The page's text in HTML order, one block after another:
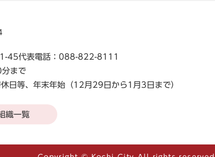
45代表電話：088-822-8111
まで
日等、年末年始（12月29日から1月3日まで）
織一覧